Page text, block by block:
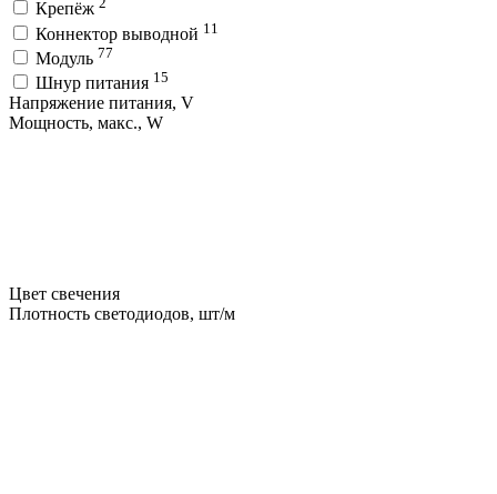
Крепёж
Коннектор выводной 11
Модуль 77
Шнур питания 15
Напряжение питания, V
Мощность, макс., W
Цвет свечения
Плотность светодиодов, шт/м